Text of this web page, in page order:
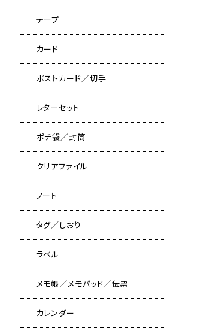
テープ
カード
ポストカード／切手
レターセット
ポチ袋／封筒
クリアファイル
ノート
タグ／しおり
ラベル
メモ帳／メモパッド／伝票
カレンダー